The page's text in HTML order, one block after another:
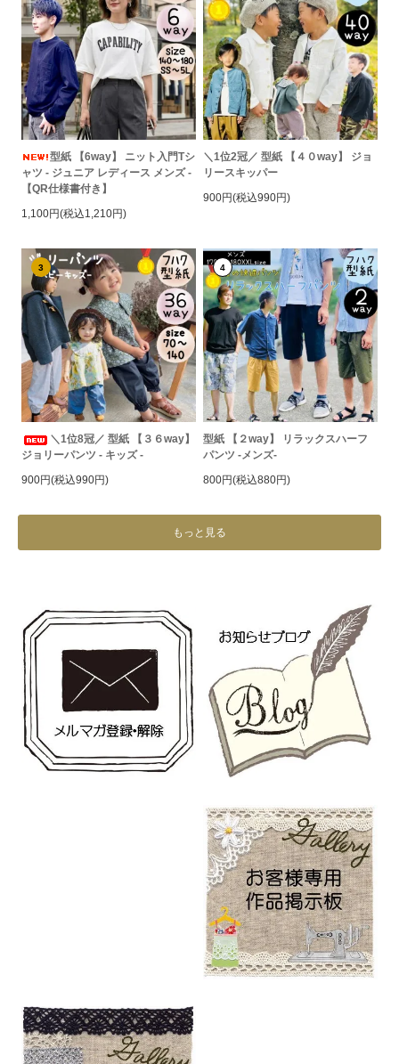
型紙 【6way】 ニット入門Tシ
ャツ - ジュニア レディース メンズ -
【QR仕様書付き】
1,100円(税込1,210円)
＼1位2冠／ 型紙 【４０way】 ジョ
リースキッパー
900円(税込990円)
3
＼1位8冠／ 型紙 【３６way】
ジョリーパンツ - キッズ -
900円(税込990円)
4
型紙 【２way】 リラックスハーフ
パンツ -メンズ-
800円(税込880円)
もっと見る